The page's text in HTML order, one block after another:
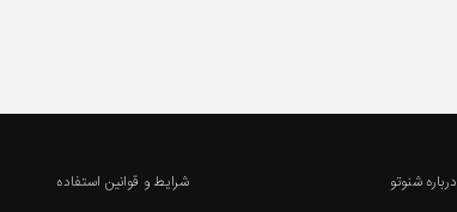
درباره شنوتو
شرایط و قوانین استفاده